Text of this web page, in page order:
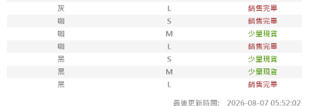
【注意事项】
1. 本服务系由 “台湾大哥大股份有限公司”所提供，让用户于交易时，得通过
本服务购买商品或服务，并由商店将买卖／分期付款买卖价金债权让与本公
司后，依约使用本公司账单缴交账款。
2. 基于同意付款使用 “大哥付你分期”之契约关系目的，商店将以您的个人资
料（包含姓名、电话或地址）提供予台湾大哥大进项收集、处理及利用，由
台湾大哥大与本人进行分期账单所需资料之确认、核对及更正。
https://oppay.tw/userRule
繳費期限，為商家向您請款的時間，再加上使用AFTEE可延長的天數所計算
出。使用AFTEE下訂可以延長您收到商品前的繳費天數，但無法保證一定能
夠在期限內收到商品(例如:預購商品或預計到貨時間較長者)。因此無論收到
商品與否，仍需要請您在AFTEE規定的時間內完成繳費。
二、付款限制
已關閉，請勿下單
每笔NT$10,000
已關閉，請勿下單(付取)
每笔NT$10,000